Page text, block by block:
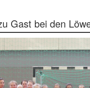
Gast bei den